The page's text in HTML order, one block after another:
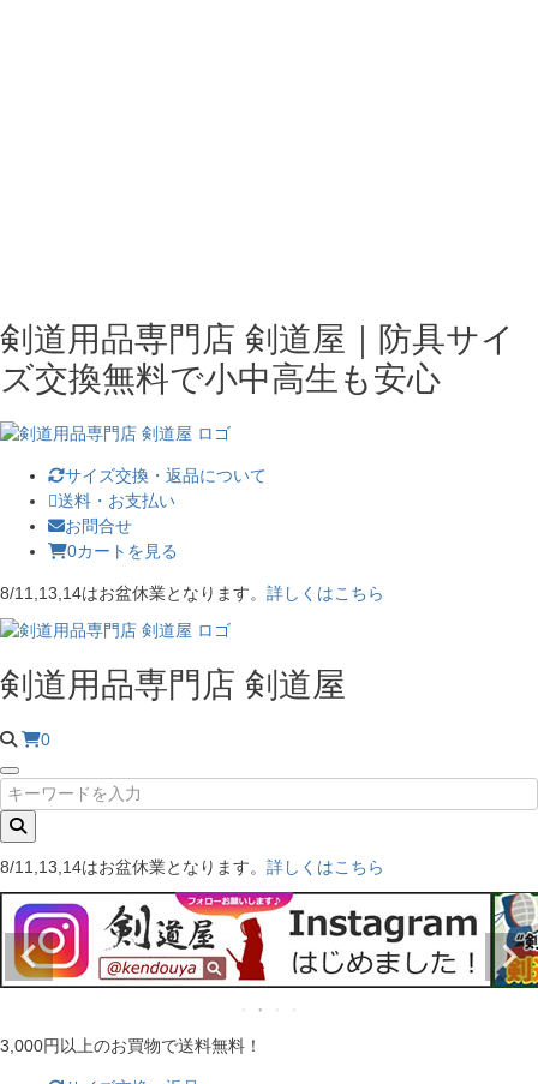
剣道用品専門店 剣道屋｜防具サイ
ズ交換無料で小中高生も安心
サイズ交換・返品について
送料・お支払い
お問合せ
0カートを見る
8/11,13,14はお盆休業となります。 詳しくはこちら
剣道用品専門店 剣道屋
0
8/11,13,14はお盆休業となります。 詳しくはこちら
3,000円以上のお買物で送料無料！